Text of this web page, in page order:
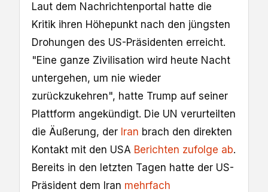
Laut dem Nachrichtenportal hatte die
Kritik ihren Höhepunkt nach den jüngsten
Drohungen des US-Präsidenten erreicht.
"Eine ganze Zivilisation wird heute Nacht
untergehen, um nie wieder
zurückzukehren", hatte Trump auf seiner
Plattform angekündigt. Die UN verurteilten
die Äußerung, der Iran brach den direkten
Kontakt mit den USA Berichten zufolge ab.
Bereits in den letzten Tagen hatte der US-
Präsident dem Iran mehrfach